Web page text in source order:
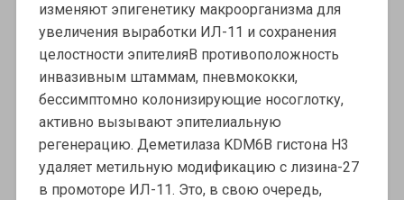
изменяют эпигенетику макроорганизма для
увеличения выработки ИЛ-11 и сохранения
целостности эпителияВ противоположность
инвазивным штаммам, пневмококки,
бессимптомно колонизирующие носоглотку,
активно вызывают эпителиальную
регенерацию. Деметилаза KDM6B гистона Н3
удаляет метильную модификацию с лизина-27
в промоторе ИЛ-11. Это, в свою очередь,